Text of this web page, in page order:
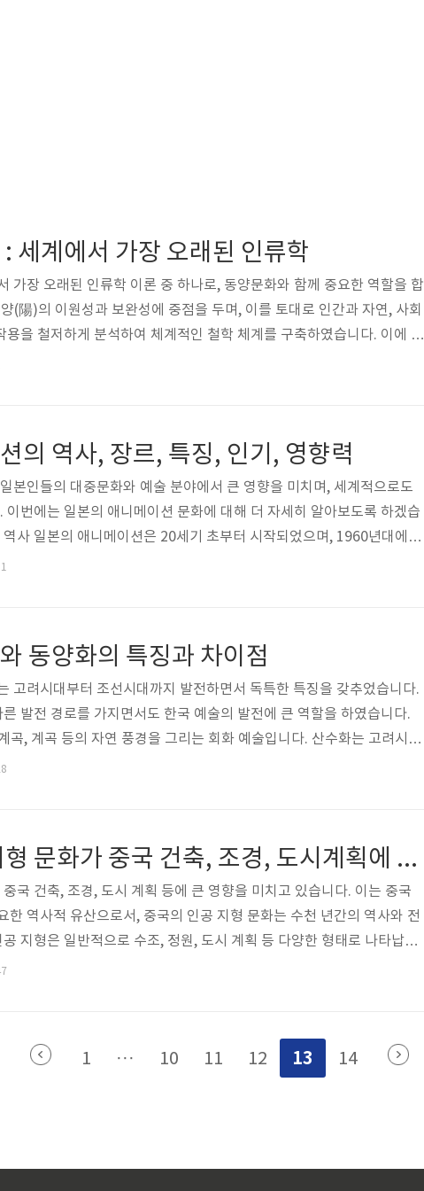
세계에서 가장 오래된 인류학
가장 오래된 인류학 이론 중 하나로, 동양문화와 함께 중요한 역할을 합
(陽)의 이원성과 보완성에 중점을 두며, 이를 토대로 인간과 자연, 사회
용을 철저하게 분석하여 체계적인 철학 체계를 구축하였습니다. 이에 대
습니다. 1. 양명학의 개념 양명학은 이명이 중국의 선조들이 전해 내려
원성과 ..
의 역사, 장르, 특징, 인기, 영향력
본인들의 대중문화와 예술 분야에서 큰 영향을 미치며, 세계적으로도
이번에는 일본의 애니메이션 문화에 대해 더 자세히 알아보도록 하겠습
사 일본의 애니메이션은 20세기 초부터 시작되었으며, 1960년대에는
중문화의 중요한 역할을 하게 되었습니다. 이후 1980년대에는 대형 기
무 테즈카가 등장하면서,..
동양화의 특징과 차이점
고려시대부터 조선시대까지 발전하면서 독특한 특징을 갖추었습니다.
발전 경로를 가지면서도 한국 예술의 발전에 큰 역할을 하였습니다.
곡, 계곡 등의 자연 풍경을 그리는 회화 예술입니다. 산수화는 고려시대
. 고려시대의 산수화는 묘사 기법, 구도, 색감 등에서 중국 산수화의 전
그네와 학자 등 자..
중국의 인공 지형 문화가 중국 건축, 조경, 도시계획에 끼친 영향
국 건축, 조경, 도시 계획 등에 큰 영향을 미치고 있습니다. 이는 중국
한 역사적 유산으로서, 중국의 인공 지형 문화는 수천 년간의 역사와 전
지형은 일반적으로 수조, 정원, 도시 계획 등 다양한 형태로 나타납니
국 문화에서 중요한 역할을 수행하며, 중국의 건축, 조경, 도시계획 등 다
겨졌습니다. 예를 들어, 주변 지형을 활용하여 층고를 조절하거나, 지형
구분하는 ..
1 ··· 10 11 12 13 14